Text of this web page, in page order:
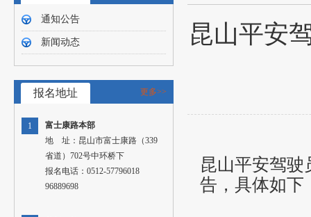
通知公告
新闻动态
报名地址 更多>>
1
富士康路本部
地 址：昆山市富士康路（339
省道）702号中环桥下
报名电话：0512-57796018
96889698
昆山平安
昆山平安驾
告，具体如下